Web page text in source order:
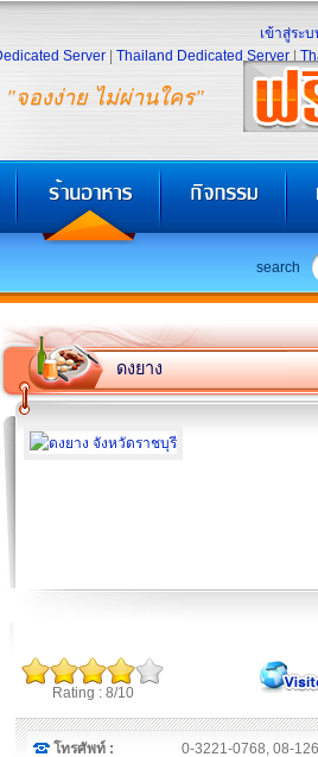
"จองง่าย ไม่ผ่านใคร"
เข้าสู่ระบ
Server
Thailand Dedicated Server
search
ดงยาง
Rating : 8/10
โทรศัพท์ : 0-3221-0768, 08-